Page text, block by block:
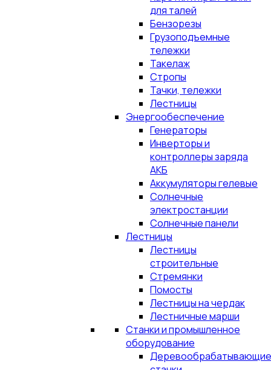
для талей
Бензорезы
Грузоподъемные
тележки
Такелаж
Стропы
Тачки, тележки
Лестницы
Энергообеспечение
Генераторы
Инверторы и
контроллеры заряда
АКБ
Аккумуляторы гелевые
Солнечные
электростанции
Солнечные панели
Лестницы
Лестницы
строительные
Стремянки
Помосты
Лестницы на чердак
Лестничные марши
Станки и промышленное
оборудование
Деревообрабатывающие